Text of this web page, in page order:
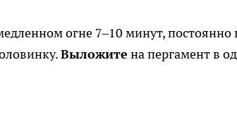
огне 7–10 минут,
Выложите на пергамент в